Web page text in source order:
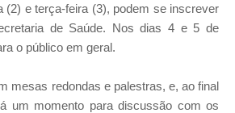
(2) e terça-feira (3), podem se inscrever
de Saúde. Nos dias 4 e 5 de
o público em geral.
mesas redondas e palestras, e, ao final
um momento para discussão com os